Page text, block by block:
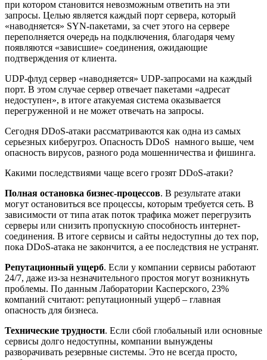
при котором становится невозможным ответить на эти
запросы. Целью является каждый порт сервера, который
«наводняется» SYN-пакетами, за счет этого на сервере
переполняется очередь на подключения, благодаря чему
появляются «зависшие» соединения, ожидающие
подтверждения от клиента.
UDP-флуд сервер «наводняется» UDP-запросами на каждый
порт. В этом случае сервер отвечает пакетами «адресат
недоступен», в итоге атакуемая система оказывается
перегруженной и не может отвечать на запросы.
Сегодня DDoS-атаки рассматриваются как одна из самых
серьезных киберугроз. Опасность DDoS намного выше, чем
опасность вирусов, разного рода мошенничества и фишинга.
Какими последствиями чаще всего грозят DDoS-атаки?
Полная остановка бизнес-процессов. В результате атаки
могут остановиться все процессы, которым требуется сеть. В
зависимости от типа атак поток трафика может перегрузить
серверы или снизить пропускную способность интернет-
соединения. В итоге сервисы и сайты недоступны до тех пор,
пока DDoS-атака не закончится, а ее последствия не устранят.
Репутационный ущерб. Если у компании сервисы работают
24/7, даже из-за незначительного простоя могут возникнуть
проблемы. По данным Лаборатории Касперского, 23%
компаний считают: репутационный ущерб – главная
опасность для бизнеса.
Технические трудности. Если сбой глобальный или основные
сервисы долго недоступны, компании вынуждены
разворачивать резервные системы. Это не всегда просто,